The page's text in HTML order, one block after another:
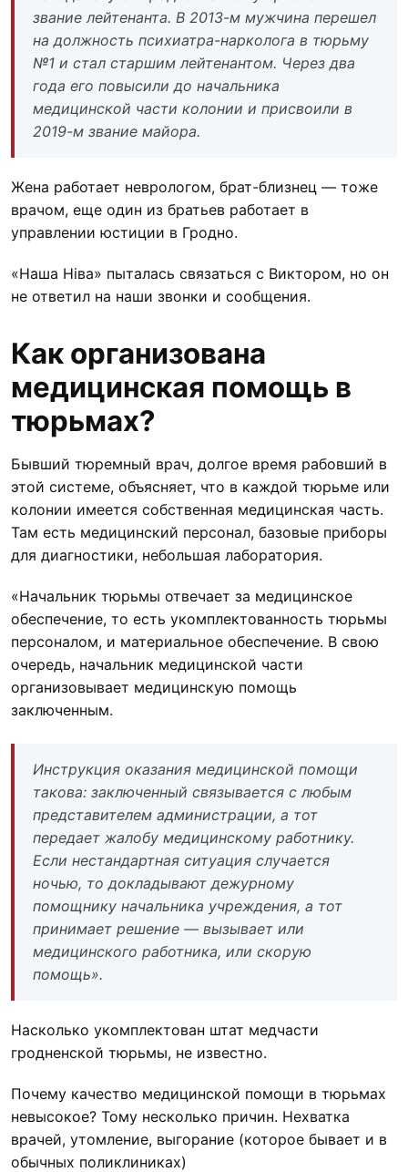
звание лейтенанта. В 2013-м мужчина перешел
на должность психиатра-нарколога в тюрьму
№1 и стал старшим лейтенантом. Через два
года его повысили до начальника
медицинской части колонии и присвоили в
2019-м звание майора.
Жена работает неврологом, брат-близнец — тоже
врачом, еще один из братьев работает в
управлении юстиции в Гродно.
«Наша Ніва» пыталась связаться с Виктором, но он
не ответил на наши звонки и сообщения.
Как организована
медицинская помощь в
тюрьмах?
Бывший тюремный врач, долгое время рабовший в
этой системе, объясняет, что в каждой тюрьме или
колонии имеется собственная медицинская часть.
Там есть медицинский персонал, базовые приборы
для диагностики, небольшая лаборатория.
«Начальник тюрьмы отвечает за медицинское
обеспечение, то есть укомплектованность тюрьмы
персоналом, и материальное обеспечение. В свою
очередь, начальник медицинской части
организовывает медицинскую помощь
заключенным.
Инструкция оказания медицинской помощи
такова: заключенный связывается с любым
представителем администрации, а тот
передает жалобу медицинскому работнику.
Если нестандартная ситуация случается
ночью, то докладывают дежурному
помощнику начальника учреждения, а тот
принимает решение — вызывает или
медицинского работника, или скорую
помощь».
Насколько укомплектован штат медчасти
гродненской тюрьмы, не известно.
Почему качество медицинской помощи в тюрьмах
невысокое? Тому несколько причин. Нехватка
врачей, утомление, выгорание (которое бывает и в
обычных поликлиниках)